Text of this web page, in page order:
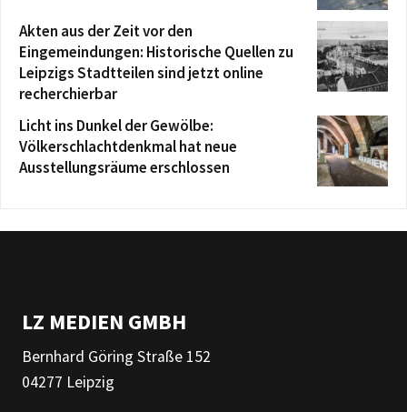
Akten aus der Zeit vor den
Eingemeindungen: Historische Quellen zu
Leipzigs Stadtteilen sind jetzt online
recherchierbar
Licht ins Dunkel der Gewölbe:
Völkerschlachtdenkmal hat neue
Ausstellungsräume erschlossen
LZ MEDIEN GMBH
Bernhard Göring Straße 152
04277 Leipzig